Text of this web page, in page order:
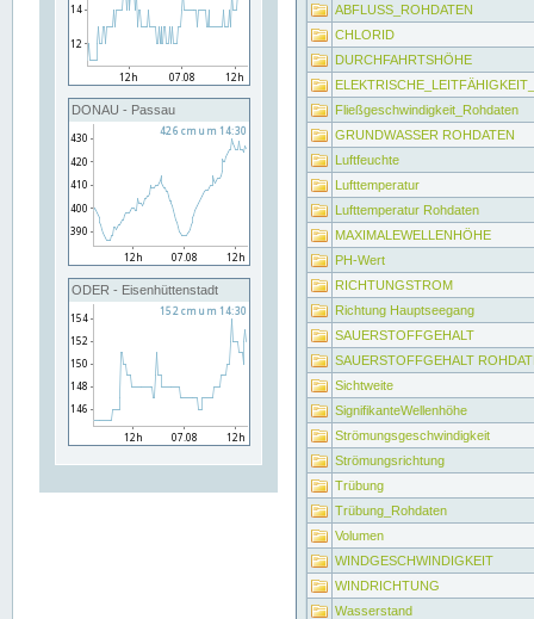
DONAU - Passau
ODER - Eisenhüttenstadt
ABFLUSS_ROHDATEN
CHLORID
DURCHFAHRTSHÖHE
Fließgeschwindigkeit_Rohdaten
GRUNDWASSER ROHDATEN
Luftfeuchte
Lufttemperatur
Lufttemperatur Rohdaten
MAXIMALEWELLENHÖHE
PH-Wert
RICHTUNGSTROM
Richtung Hauptseegang
SAUERSTOFFGEHALT
SAUERSTOFFGEHALT
Sichtweite
SignifikanteWellenhöhe
Strömungsgeschwindigkeit
Strömungsrichtung
Trübung
Trübung_Rohdaten
Volumen
WINDGESCHWINDIGKEIT
WINDRICHTUNG
Wasserstand